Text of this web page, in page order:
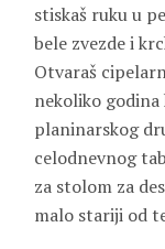
stiskaš ruku u
bele zvezde i
Otvaraš
nekoliko
planinarskog
celodnevnog
za stolom za
malo stariji od